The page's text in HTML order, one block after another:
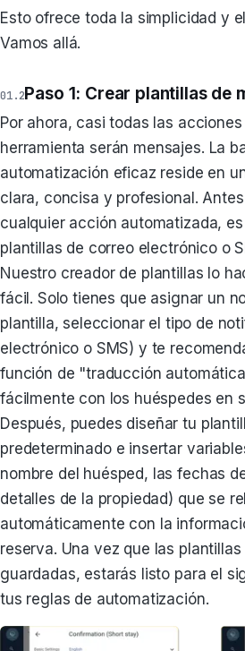
Esto ofrece toda la simplicidad y
Vamos allá.
Paso 1: Crear plantillas de
Por ahora, casi todas las
herramienta serán mensajes. La
automatización eficaz reside en
clara, concisa y profesional.
cualquier acción automatizada,
plantillas de correo electrónico o
Nuestro creador de plantillas lo
fácil. Solo tienes que asignar un
plantilla, seleccionar el tipo de
electrónico o SMS) y te
función de "traducción
fácilmente con los huéspedes en
Después, puedes diseñar tu
predeterminado e insertar
nombre del huésped, las fechas
detalles de la propiedad) que se
automáticamente con la
reserva. Una vez que las
guardadas, estarás listo para el
tus reglas de automatización.